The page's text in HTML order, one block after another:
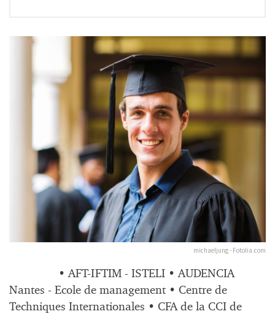
michaeljung - Fotolia.com
• AFT-IFTIM - ISTELI • AUDENCIA
Nantes - Ecole de management • Centre de
Techniques Internationales • CFA de la CCI de